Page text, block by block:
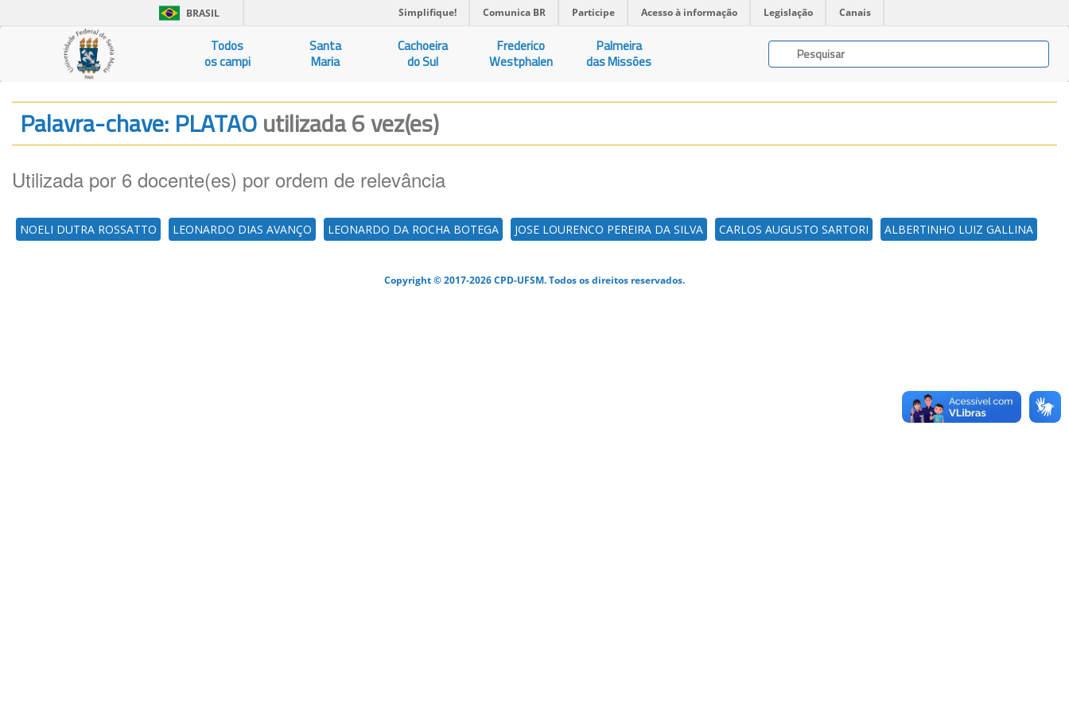
BRASIL Simplifique! Comunica BR Participe Acesso à informação Legislação Canais
Todos
os campi
Santa
Maria
Cachoeira
do Sul
Frederico
Westphalen
Palmeira
das Missões
Palavra-chave: PLATAOutilizada 6 vez(es)
Utilizada por 6 docente(es) por ordem de relevância
NOELI DUTRA ROSSATTO LEONARDO DIAS AVANÇO LEONARDO DA ROCHA BOTEGA JOSE LOURENCO PEREIRA DA SILVA CARLOS AUGUSTO SARTORI ALBERTINHO LUIZ GALLINA
Copyright © 2017-2026 CPD-UFSM. Todos os direitos reservados.